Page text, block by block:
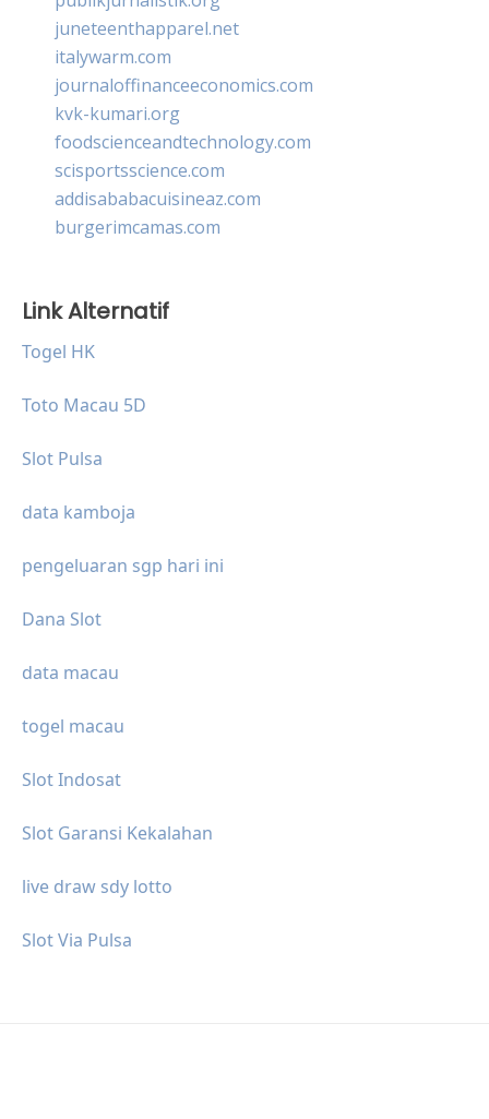
juneteenthapparel.net
italywarm.com
journaloffinanceeconomics.com
kvk-kumari.org
foodscienceandtechnology.com
scisportsscience.com
addisababacuisineaz.com
burgerimcamas.com
Link Alternatif
Togel HK
Toto Macau 5D
Slot Pulsa
data kamboja
pengeluaran sgp hari ini
Dana Slot
data macau
togel macau
Slot Indosat
Slot Garansi Kekalahan
live draw sdy lotto
Slot Via Pulsa